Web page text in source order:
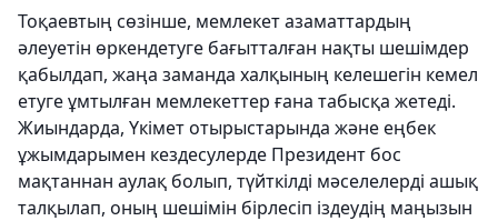
Тоқаевтың сөзінше, мемлекет азаматтардың
әлеуетін өркендетуге бағытталған нақты шешімдер
қабылдап, жаңа заманда халқының келешегін кемел
етуге ұмтылған мемлекеттер ғана табысқа жетеді.
Жиындарда, Үкімет отырыстарында және еңбек
ұжымдарымен кездесулерде Президент бос
мақтаннан аулақ болып, түйткілді мәселелерді ашық
талқылап, оның шешімін бірлесіп іздеудің маңызын